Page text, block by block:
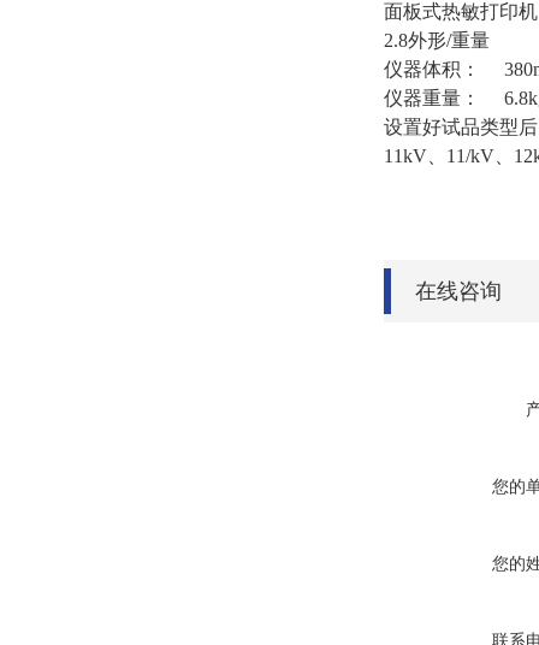
面板式热敏打印机
2.8外形/重量
仪器体积：
仪器重量：
设置好试品类型
11kV、11/kV、
在线咨询
您的
您的
联系